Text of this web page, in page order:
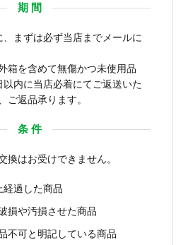
期 間
まずは必ず当店までメールに
箱を含めて無傷かつ未使用品
内に当店必着にてご返送いた
ご返品承ります。
条 件
換はお受けできません。
経過した商品
損や汚損させた商品
不可と明記している商品